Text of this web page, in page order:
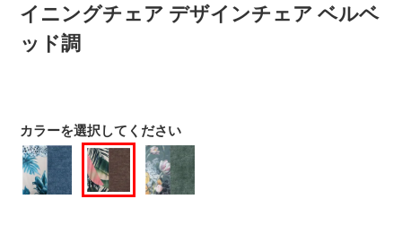
イニングチェア デザインチェア ベルベ
ッド調
カラーを選択してください